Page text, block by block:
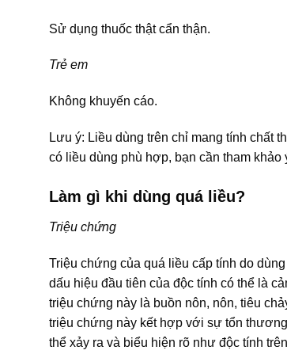
Sử dụng thuốc thật cẩn thận.
Trẻ em
Không khuyến cáo.
Lưu ý: Liều dùng trên chỉ mang tính chất
có liều dùng phù hợp, bạn cần tham khảo
Làm gì khi dùng quá liều?
Triệu chứng
Triệu chứng của quá liều cấp tính do
dấu hiệu đầu tiên của độc tính có thể là
triệu chứng này là buồn nôn, nôn, tiêu
triệu chứng này kết hợp với sự tổn
thể xảy ra và biểu hiện rõ như độc tính